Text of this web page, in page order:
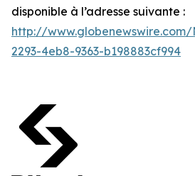
disponible à l’adresse suivante :
http://
2293-4eb8-9363-b198883cf994